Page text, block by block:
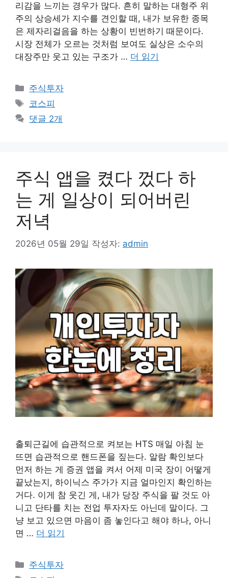
리감을 느끼는 경우가 많다. 흔히 말하는 대형주 위
주의 상승세가 지수를 견인할 때, 내가 보유한 종목
은 제자리걸음을 하는 상황이 빈번하기 때문이다.
시장 전체가 오르는 것처럼 보여도 실상은 소수의
대장주만 웃고 있는 구조가 … 더 읽기
카
테
리
주식투자
태
그
코스피
댓글 2개
주식 앱을 켰다 껐다 하
는 게 일상이 되어버린
저녁
2026년 05월 29일 작성자: admin
출퇴근길에 습관적으로 켜보는 HTS 매일 아침 눈
뜨면 습관적으로 핸드폰을 짚는다. 알람 확인보다
먼저 하는 게 증권 앱을 켜서 어제 미국 장이 어떻게
끝났는지, 하이닉스 주가가 지금 얼마인지 확인하는
거다. 이게 참 웃긴 게, 내가 당장 주식을 팔 것도 아
니고 단타를 치는 전업 투자자도 아닌데 말이다. 그
냥 보고 있으면 마음이 좀 놓인다고 해야 하나, 아니
면 … 더 읽기
카
테
주식투자